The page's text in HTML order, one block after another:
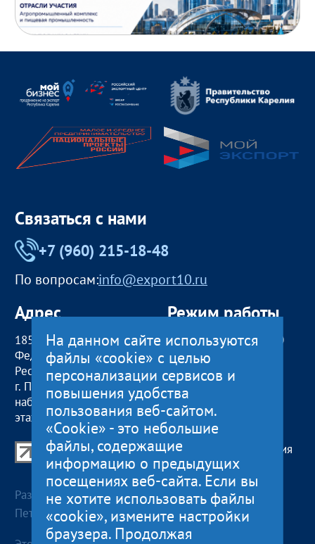
Связаться с нами
+7 (960) 215-18-48
По вопросам:info@export10.ru
Адрес
185000, Российская
Федерация,
Республика Карелия
г. Петрозаводск,
наб. Гюллинга, 11 / 2
этаж, офис 2
Режим работы
пн — чт:09:00 — 18:00
пт:09:00 — 17:00
обед с 13:00 до 14:00
сб, вс
Центр поддержки экспорта Республики Карелия
© 2012—2024
Разработка и поддержка сайта — «Артлекс», г.
Петрозаводск
На данном сайте используются
файлы «cookie» с целью
персонализации сервисов и
повышения удобства
пользования веб-сайтом.
«Cookie» - это небольшие
файлы, содержащие
информацию о предыдущих
посещениях веб-сайта. Если вы
не хотите использовать файлы
«cookie», измените настройки
браузера. Продолжая